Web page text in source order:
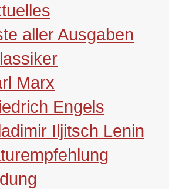
aller Ausgaben
Marx
Engels
Iljitsch Lenin